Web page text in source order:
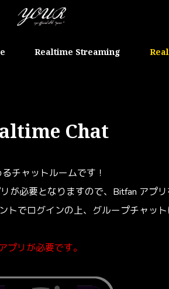
Realtime Streaming
Chat
チャットルームです！
が必要となりますので、Bitfan アプ
トでログインの上、グループチャッ
リが必要です。